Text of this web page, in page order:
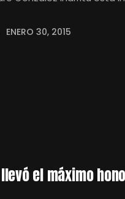
ENERO 30, 2015
llevó el máximo